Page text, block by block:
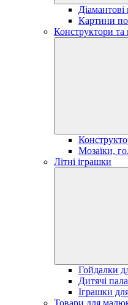
Діамантові
Картини
Конструктори та
Мозаїки,
Літні іграшки
Гойдалки
Дитячі
Іграшки
Товари для